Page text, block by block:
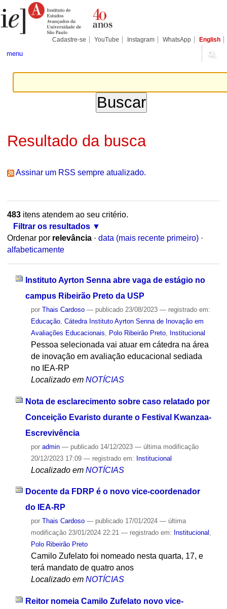
para
conteúdo.
Pessoais
Cadastre-se YouTube Instagram WhatsApp English
menu
Resultado da busca
Assinar um RSS sempre atualizado.
483itens atendem ao seu critério.
Filtrar os resultados
Ordenar por relevância · data (mais recente primeiro) ·
alfabeticamente
Instituto Ayrton Senna abre vaga de estágio no
campus Ribeirão Preto da USP
por Thais Cardoso — publicado23/08/2023 — registrado em:
Educação, Cátedra Instituto Ayrton Senna de Inovação em
Avaliações Educacionais
Polo Ribeirão Preto, Institucional
Pessoa selecionada vai atuar em cátedra na área
de inovação em avaliação educacional sediada
no IEA-RP
Localizado em NOTÍCIAS
Nota de esclarecimento sobre caso relatado por
Conceição Evaristo durante o Festival Kwanzaa-
Escrevivência
por admin — publicado14/12/2023 — última modificação
20/12/2023 17:09 — registrado em: Institucional
Localizado em NOTÍCIAS
Docente da FDRP é o novo vice-coordenador
do IEA-RP
por Thais Cardoso — publicado17/01/2024 — última
modificação23/01/2024 22:21 — registrado em: Institucional ,
Polo Ribeirão Preto
Camilo Zufelato foi nomeado nesta quarta, 17, e
terá mandato de quatro anos
Localizado em NOTÍCIAS
Reitor nomeia Camilo Zufelato novo vice-